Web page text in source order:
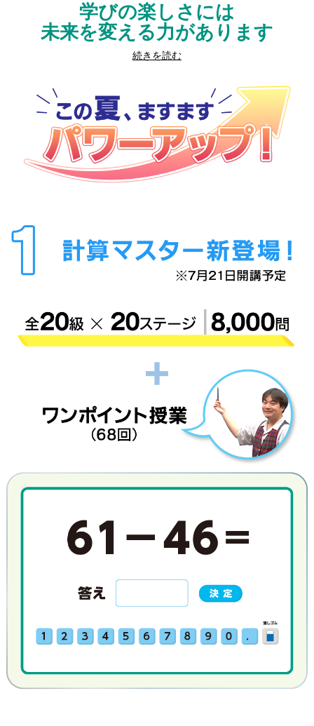
学びの楽しさには
未来を変える力があります
続きを読む